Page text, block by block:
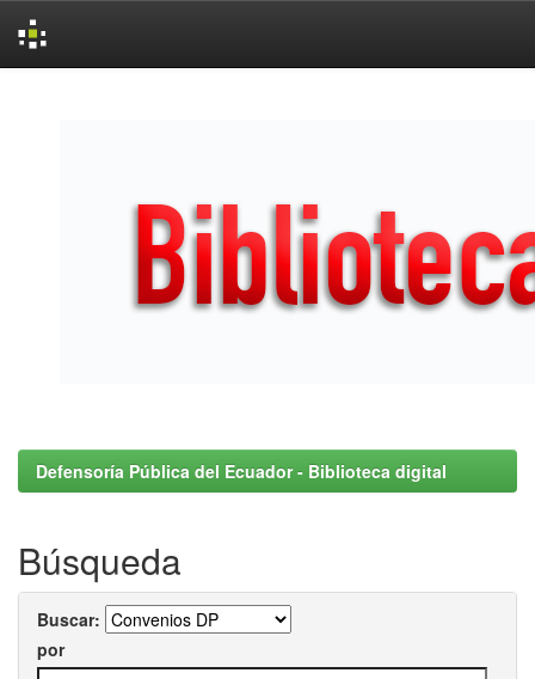
Defensoría Pública del Ecuador - Biblioteca digital
Búsqueda
Buscar:
por